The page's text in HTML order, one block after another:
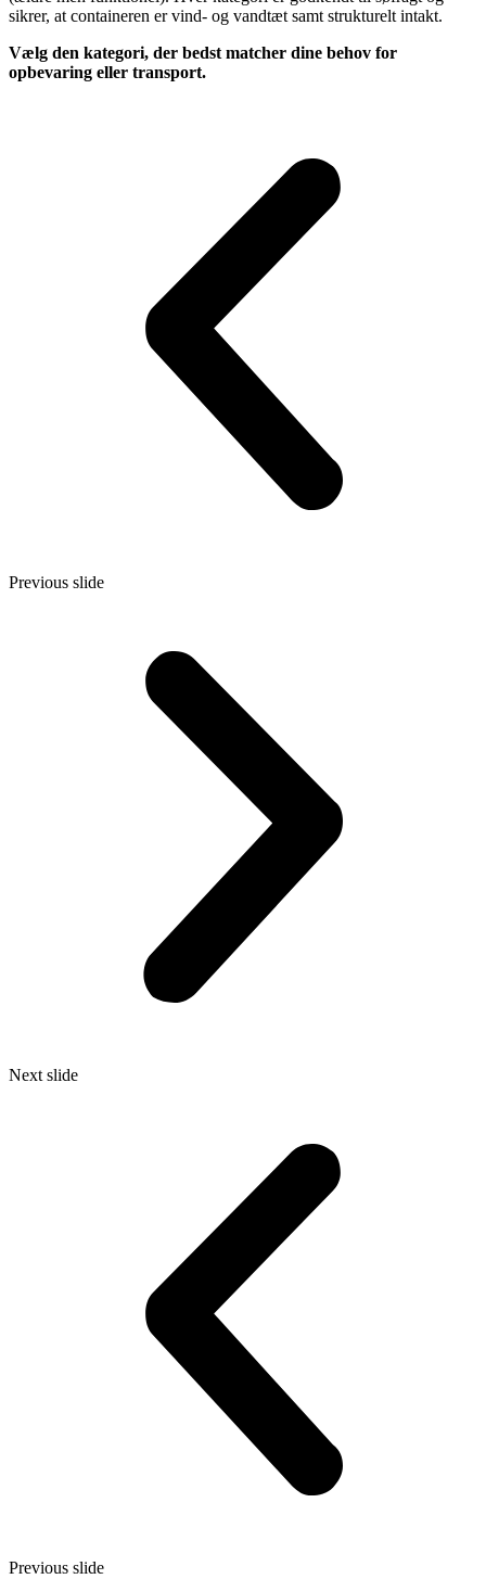
sikrer, at containeren er vind- og vandtæt samt strukturelt intakt.
Vælg den kategori, der bedst matcher dine behov for
opbevaring eller transport.
Previous slide
Next slide
Previous slide